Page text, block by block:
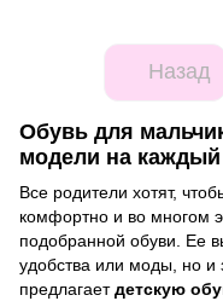
Назад
Обувь для
модели на
Все родители хотят,
комфортно и во многом
подобранной обуви. Ее
удобства или моды, но и
предлагаетдетскую